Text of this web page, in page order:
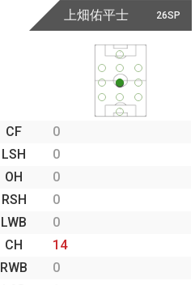
26SP
上畑佑平士
CF
0
LSH
0
OH
0
RSH
0
LWB
0
CH
14
RWB
0